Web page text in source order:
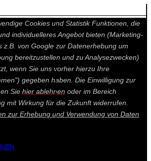
technisch notwendige Cookies gesetzt.
Cookies und Statistik Funktionen, die
individuelleres Angebot bieten (Marketing-
z.B. von Google zur Datenerhebung um
bereitzustellen und zu Analysezwecken)
wenn Sie uns vorher hierzu Ihre
gegeben haben. Die Einwilligung zur
Sie hier ablehnen oder im Bereich
mit Wirkung für die Zukunft widerrufen.
zur Erhebung und Verwendung von Daten